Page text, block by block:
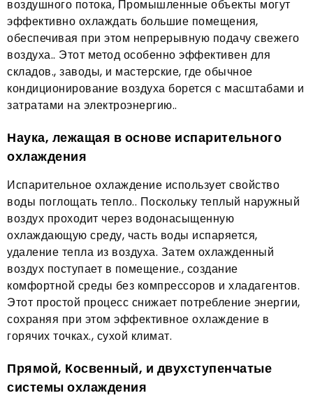
воздушного потока, Промышленные объекты могут
эффективно охлаждать большие помещения,
обеспечивая при этом непрерывную подачу свежего
воздуха.. Этот метод особенно эффективен для
складов., заводы, и мастерские, где обычное
кондиционирование воздуха борется с масштабами и
затратами на электроэнергию..
Наука, лежащая в основе испарительного
охлаждения
Испарительное охлаждение использует свойство
воды поглощать тепло.. Поскольку теплый наружный
воздух проходит через водонасыщенную
охлаждающую среду, часть воды испаряется,
удаление тепла из воздуха. Затем охлажденный
воздух поступает в помещение., создание
комфортной среды без компрессоров и хладагентов.
Этот простой процесс снижает потребление энергии,
сохраняя при этом эффективное охлаждение в
горячих точках., сухой климат.
Прямой, Косвенный, и двухступенчатые
системы охлаждения